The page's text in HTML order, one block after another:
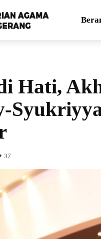
Hati,
37